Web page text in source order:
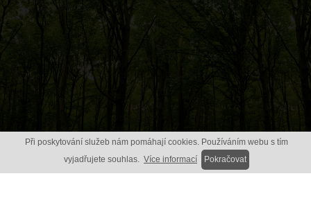
Při poskytování služeb nám pomáhají cookies. Používáním webu s tím
vyjadřujete souhlas. Více informací Pokračovat